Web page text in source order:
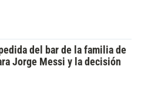
del bar de la familia de
Jorge Messi y la decisión